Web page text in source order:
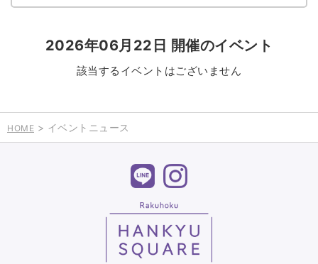
2026年06月22日 開催のイベント
該当するイベントはございません
HOME > イベントニュース